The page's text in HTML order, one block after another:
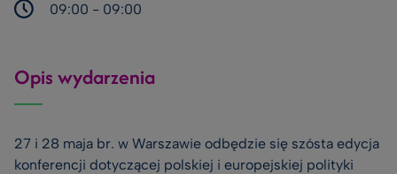
09:00 - 09:00
Opis wydarzenia
27 i 28 maja br. w Warszawie odbędzie się szósta edycja
konferencji dotyczącej polskiej i europejskiej polityki